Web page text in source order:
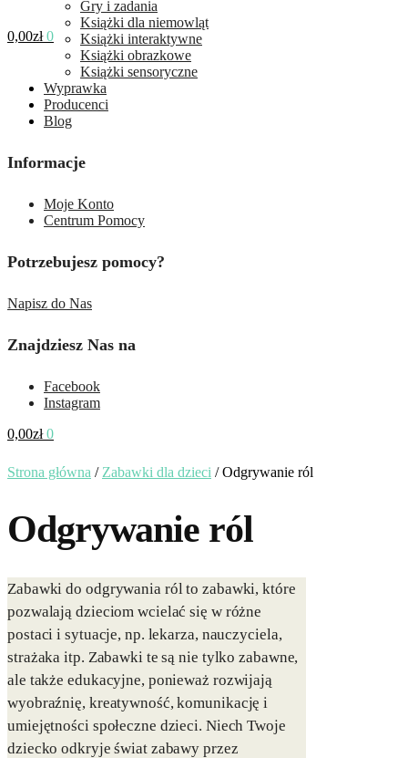
0,00zł 0
Gry i zadania
Książki dla niemowląt
Książki interaktywne
Książki obrazkowe
Książki sensoryczne
Wyprawka
Producenci
Blog
Informacje
Moje Konto
Centrum Pomocy
Potrzebujesz pomocy?
Napisz do Nas
Znajdziesz Nas na
Facebook
Instagram
0,00zł 0
Strona główna / Zabawki dla dzieci /Odgrywanie ról
Odgrywanie ról
Zabawki do odgrywania ról to zabawki, które
pozwalają dzieciom wcielać się w różne
postaci i sytuacje, np. lekarza, nauczyciela,
strażaka itp. Zabawki te są nie tylko zabawne,
ale także edukacyjne, ponieważ rozwijają
wyobraźnię, kreatywność, komunikację i
umiejętności społeczne dzieci. Niech Twoje
dziecko odkryje świat zabawy przez